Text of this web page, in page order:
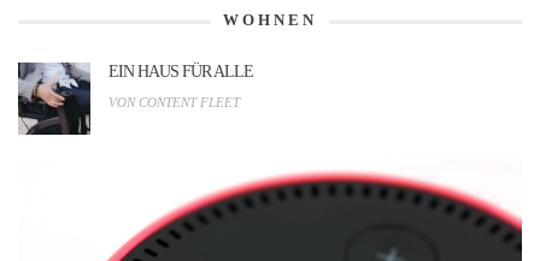
WOHNEN
EIN HAUS FÜR ALLE
VON CONTENT FLEET